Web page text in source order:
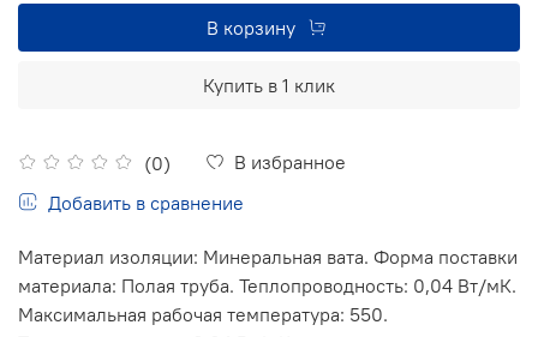
(0)
В избранное
Добавить в сравнение
В корзину
Купить в 1 клик
Материал изоляции: Минеральная вата. Форма поставки
материала: Полая труба. Теплопроводность: 0,04 Вт/мК.
Максимальная рабочая температура: 550.